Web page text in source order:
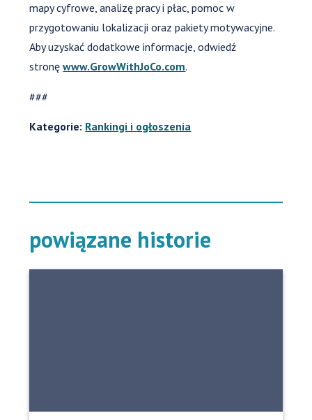
mapy cyfrowe, analizę pracy i płac, pomoc w
przygotowaniu lokalizacji oraz pakiety motywacyjne.
Aby uzyskać dodatkowe informacje, odwiedź
stronęwww.GrowWithJoCo.com.
###
Kategorie: Rankingi i ogłoszenia
powiązane historie